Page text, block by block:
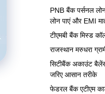
PNB बैंक पर्सनल
लोन पाएं और EMI
टीएमबी बैंक मिस्ड
राजस्थान मरुधरा
सिटीबैंक अकाउंट
जरिए आसान तरीके
फेडरल बैंक एटीएम